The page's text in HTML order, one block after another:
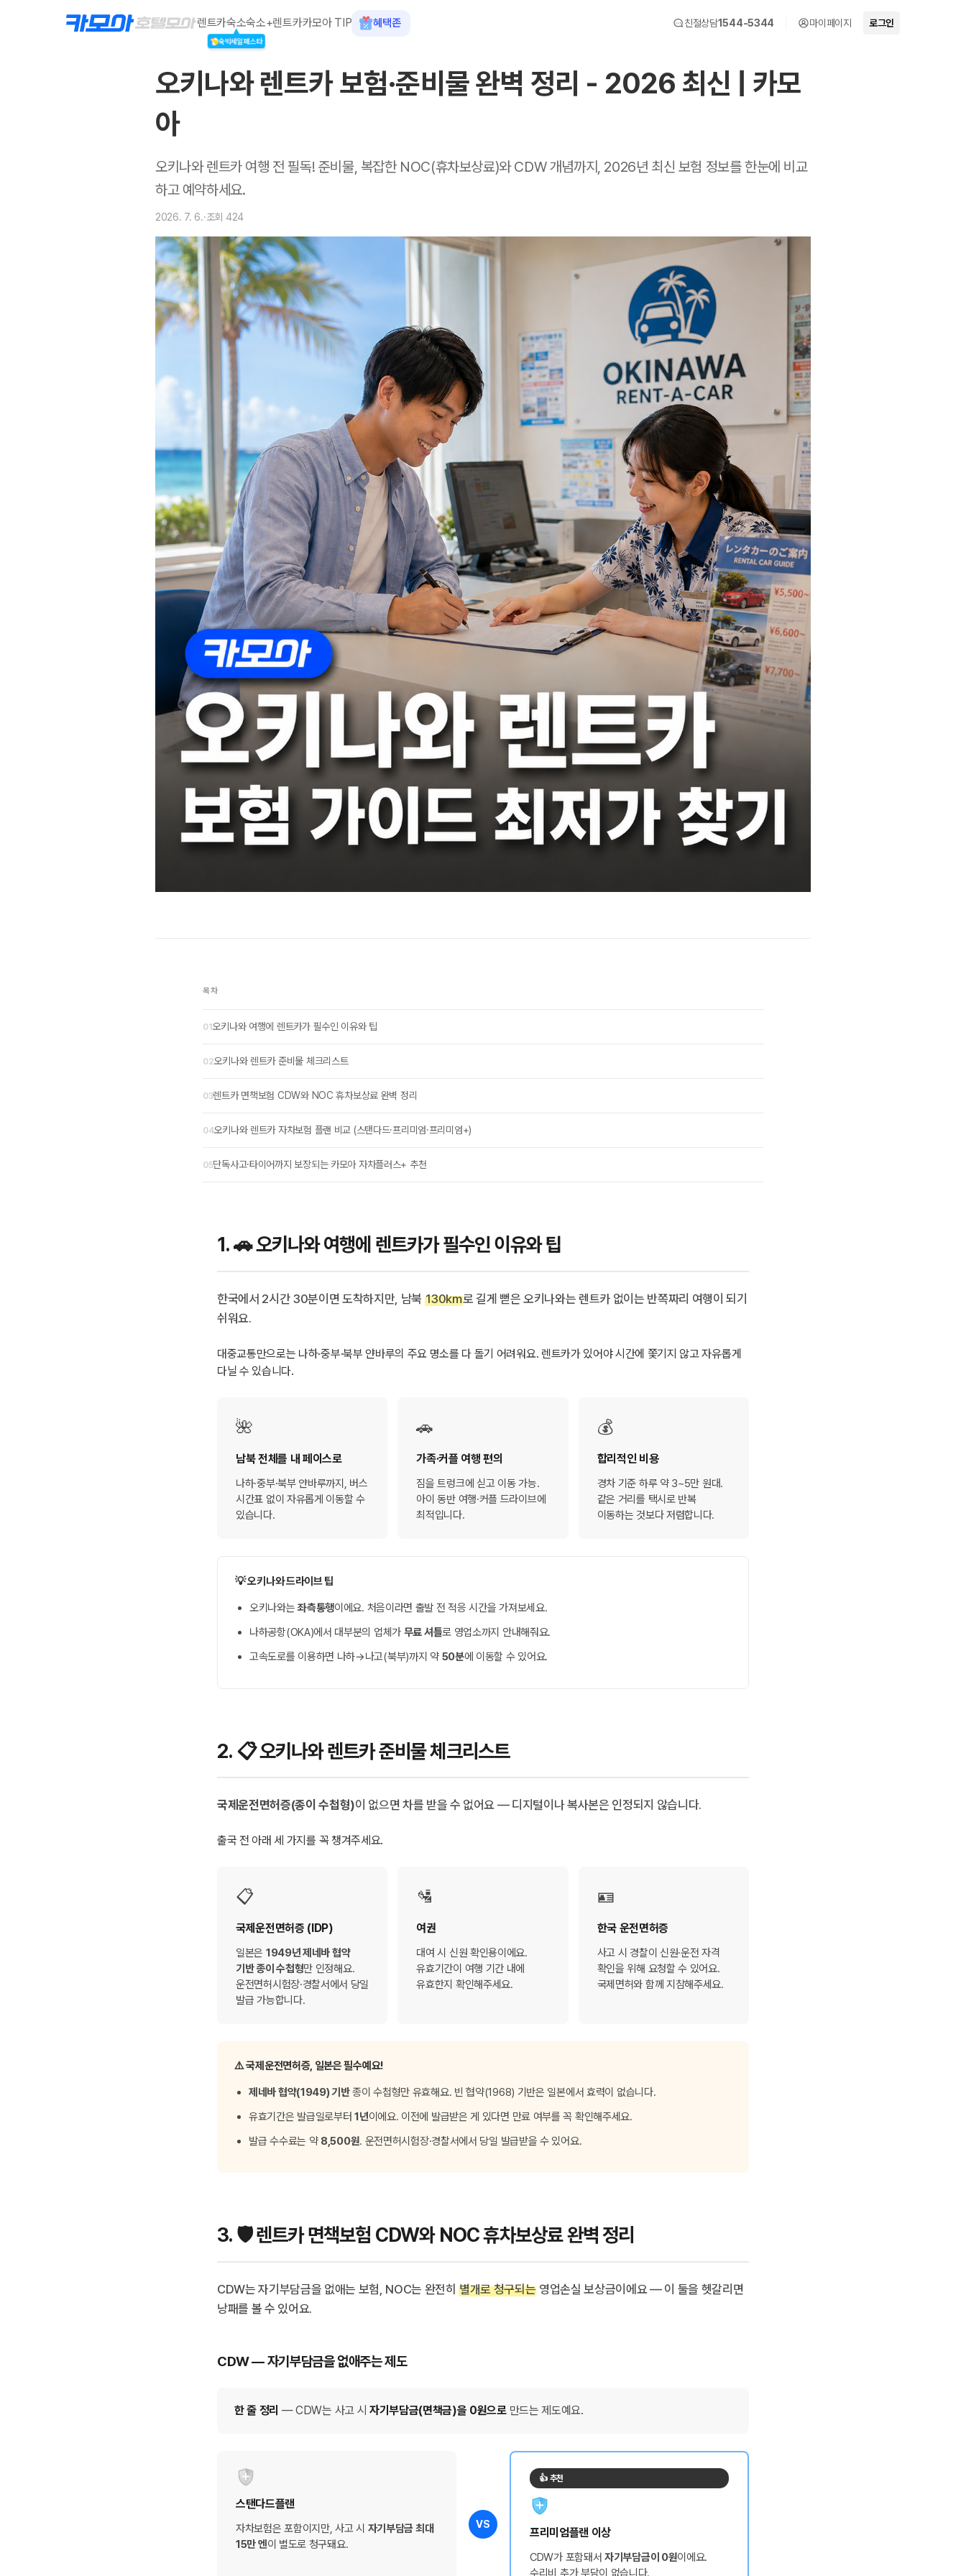
렌트카숙소
숙박세일페스타
숙소+렌트카카모아 TIP 혜택존 친절상담1544-5344 마이페이지 로그인
오키나와 렌트카 보험·준비물 완벽 정리 - 2026 최신 | 카모
아
오키나와 렌트카 여행 전 필독! 준비물, 복잡한 NOC(휴차보상료)와 CDW 개념까지, 2026년 최신 보험 정보를 한눈에 비교
하고 예약하세요.
2026. 7. 6.·조회 424
목차
오키나와 여행에 렌트카가 필수인 이유와 팁
오키나와 렌트카 준비물 체크리스트
렌트카 면책보험 CDW와 NOC 휴차보상료 완벽 정리
오키나와 렌트카 자차보험 플랜 비교 (스탠다드·프리미엄·프리미엄+)
단독사고·타이어까지 보장되는 카모아 자차플러스+ 추천
1. 🚗 오키나와 여행에 렌트카가 필수인 이유와 팁
한국에서 2시간 30분이면 도착하지만, 남북 130km로 길게 뻗은 오키나와는 렌트카 없이는 반쪽짜리 여행이 되기
쉬워요.
대중교통만으로는 나하·중부·북부 얀바루의 주요 명소를 다 돌기 어려워요. 렌트카가 있어야 시간에 쫓기지 않고 자유롭게
다닐 수 있습니다.
🌺
남북 전체를 내 페이스로
나하·중부·북부 얀바루까지, 버스
시간표 없이 자유롭게 이동할 수
있습니다.
🚗
가족·커플 여행 편의
짐을 트렁크에 싣고 이동 가능.
아이 동반 여행·커플 드라이브에
최적입니다.
💰
합리적인 비용
경차 기준 하루 약 3~5만 원대.
같은 거리를 택시로 반복
이동하는 것보다 저렴합니다.
💡 오키나와 드라이브 팁
오키나와는좌측통행이에요. 처음이라면 출발 전 적응 시간을 가져보세요.
나하공항(OKA)에서 대부분의 업체가 무료 셔틀로 영업소까지 안내해줘요.
고속도로를 이용하면 나하→나고(북부)까지 약 50분에 이동할 수 있어요.
2. 📋 오키나와 렌트카 준비물 체크리스트
국제운전면허증(종이 수첩형)이 없으면 차를 받을 수 없어요 — 디지털이나 복사본은 인정되지 않습니다.
출국 전 아래 세 가지를 꼭 챙겨주세요.
📋
국제운전면허증 (IDP)
일본은 1949년 제네바 협약
기반 종이 수첩형만 인정해요.
운전면허시험장·경찰서에서 당일
발급 가능합니다.
🛂
여권
대여 시 신원 확인용이에요.
유효기간이 여행 기간 내에
유효한지 확인해주세요.
🪪
한국 운전면허증
사고 시 경찰이 신원·운전 자격
확인을 위해 요청할 수 있어요.
국제면허와 함께 지참해주세요.
⚠️ 국제운전면허증, 일본은 필수예요!
제네바 협약(1949) 기반종이 수첩형만 유효해요. 빈 협약(1968) 기반은 일본에서 효력이 없습니다.
유효기간은 발급일로부터1년이에요. 이전에 발급받은 게 있다면 만료 여부를 꼭 확인해주세요.
발급 수수료는 약 8,500원. 운전면허시험장·경찰서에서 당일 발급받을 수 있어요.
3. 🛡️ 렌트카 면책보험 CDW와 NOC 휴차보상료 완벽 정리
CDW는 자기부담금을 없애는 보험, NOC는 완전히별개로 청구되는 영업손실 보상금이에요 — 이 둘을 헷갈리면
낭패를 볼 수 있어요.
CDW — 자기부담금을 없애주는 제도
한 줄 정리 — CDW는 사고 시 자기부담금(면책금)을 0원으로만드는 제도예요.
스탠다드플랜
자차보험은 포함이지만, 사고 시 자기부담금 최대
15만 엔이 별도로 청구돼요.
VS
👍 추천
프리미엄플랜 이상
CDW가 포함돼서 자기부담금이 0원이에요.
수리비 추가 부담이 없습니다.